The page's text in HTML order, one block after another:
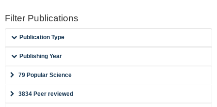
Filter Publications
Publication Type
Publishing Year
79 Popular Science
3834 Peer reviewed